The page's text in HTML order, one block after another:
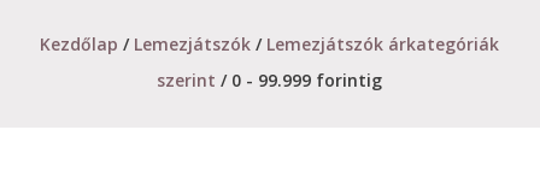
Kezdőlap / Lemezjátszók / Lemezjátszók árkategóriák
szerint / 0 - 99.999 forintig